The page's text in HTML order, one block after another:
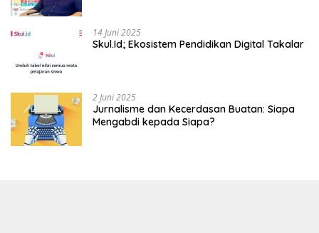
14 Juni 2025
Skul.Id; Ekosistem Pendidikan Digital Takalar
2 Juni 2025
Jurnalisme dan Kecerdasan Buatan: Siapa
Mengabdi kepada Siapa?